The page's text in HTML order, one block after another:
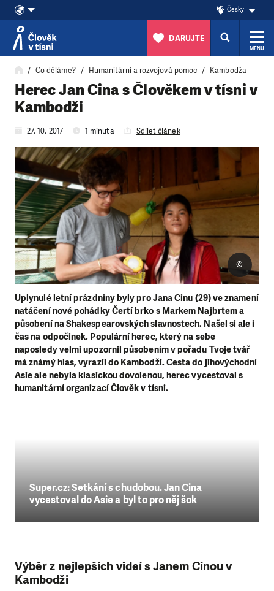
Přeskočit na obsah
Česky
DARUJTE
MENU
Co děláme? Humanitární a rozvojová pomoc Kambodža
Herec Jan Cina s Člověkem v tísni v
Kambodži
27. 10. 2017 1 minuta Sdílet článek
Uplynulé letní prázdniny byly pro Jana Cinu (29) ve znamení
natáčení nové pohádky Čertí brko s Markem Najbrtem a
působení na Shakespearovských slavnostech. Našel si ale i
čas na odpočinek. Populární herec, který na sebe
naposledy velmi upozornil působením v pořadu Tvoje tvář
má známý hlas, vyrazil do Kambodži. Cesta do jihovýchodní
Asie ale nebyla klasickou dovolenou, herec vycestoval s
humanitární organizací Člověk v tísni.
©
Super.cz: Setkání s chudobou. Jan Cina
vycestoval do Asie a byl to pro něj šok
Výběr z nejlepších videí s Janem Cinou v
Kambodži